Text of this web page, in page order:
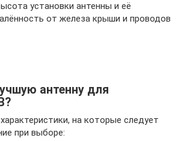
установки антенны и её
от железа крыши и проводов
антенну для
на которые следует
при выборе: